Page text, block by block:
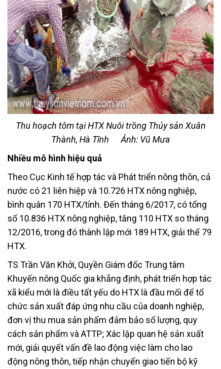
Thu hoạch tôm tại HTX Nuôi trồng Thủy sản Xuân
Thành, Hà Tĩnh
Ảnh: Vũ Mưa
Nhiều mô hình hiệu quả
Theo Cục Kinh tế hợp tác và Phát triển nông thôn, cả
nước có 21 liên hiệp và 10.726 HTX nông nghiệp,
bình quân 170 HTX/tỉnh. Đến tháng 6/2017, có tổng
số 10.836 HTX nông nghiệp, tăng 110 HTX so tháng
12/2016, trong đó thành lập mới 189 HTX, giải thể 79
HTX.
TS Trần Văn Khởi, Quyền Giám đốc Trung tâm
Khuyến nông Quốc gia khẳng định, phát triển hợp tác
xã kiểu mới là điều tất yếu do HTX là đầu mối để tổ
chức sản xuất đáp ứng nhu cầu của doanh nghiệp,
đơn vị thu mua sản phẩm đảm bảo số lượng, quy
cách sản phẩm và ATTP; Xác lập quan hệ sản xuất
mới, giải quyết vấn đề lao động việc làm cho lao
động nông thôn, tiếp nhận chuyển giao tiến bộ kỹ